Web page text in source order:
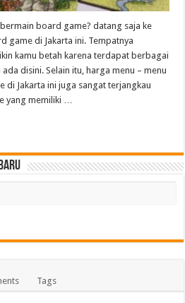
board game? datang saja ke
game di Jakarta ini. Tempatnya
kamu betah karena terdapat berbagai
disini. Selain itu, harga menu – menu
di Jakarta ini juga sangat terjangkau
yang memiliki …
Tags